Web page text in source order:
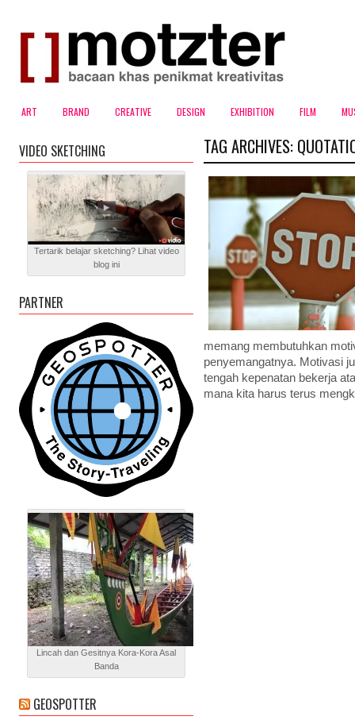
ART BRAND CREATIVE DESIGN EXHIBITION FILM
TAG ARCHIVES:
memang membutuhkan
penyemangatnya. Motivasi
tengah kepenatan bekerja
mana kita harus terus
VIDEO SKETCHING
Tertarik belajar sketching? Lihat video
blog ini
PARTNER
Lincah dan Gesitnya Kora-Kora Asal
Banda
GEOSPOTTER